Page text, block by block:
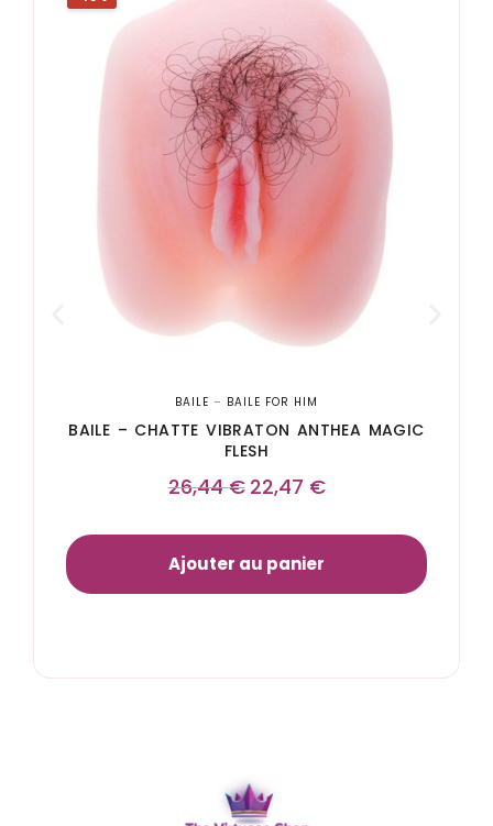
BAILE – BAILE FOR HIM
BAILE – CHATTE VIBRATON ANTHEA MAGIC
FLESH
26,44€ 22,47 €
Ajouter au panier